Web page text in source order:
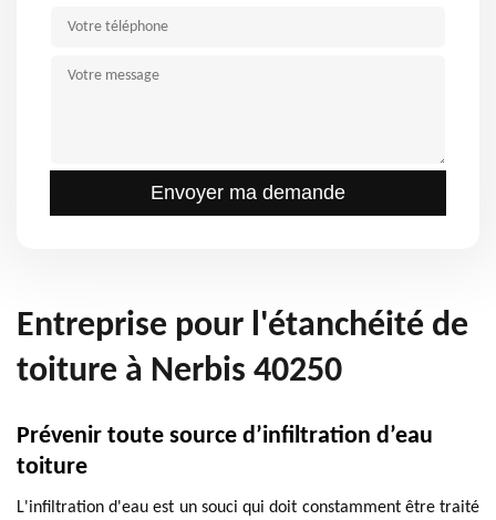
Entreprise pour l'étanchéité de
toiture à Nerbis 40250
Prévenir toute source d’infiltration d’eau
toiture
L'infiltration d'eau est un souci qui doit constamment être traité